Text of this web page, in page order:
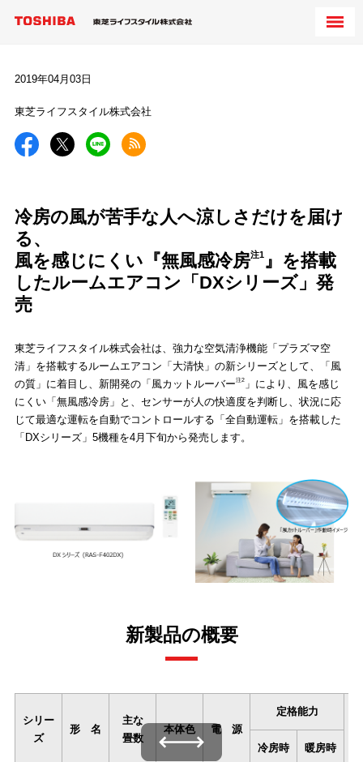
冷房の風が苦手な人へ涼しさだけを届け
る、
風を感じにくい『無風感冷房注1』を搭載
したルームエアコン「DXシリーズ」発
売
2019年04月03日
東芝ライフスタイル株式会社
東芝ライフスタイル株式会社は、強力な空気清浄機能「プラズマ空
清」を搭載するルームエアコン「大清快」の新シリーズとして、「風
の質」に着目し、新開発の「風カットルーバー注2 」により、風を感じ
にくい「無風感冷房」と、センサーが人の快適度を判断し、状況に応
じて最適な運転を自動でコントロールする「全自動運転」を搭載した
「DXシリーズ」5機種を4月下旬から発売します。
新製品の概要
左右にスワイプできます
シリー
ズ
形 名
主な
畳数
本体色 電 源
定格能力
冷房時
暖房時